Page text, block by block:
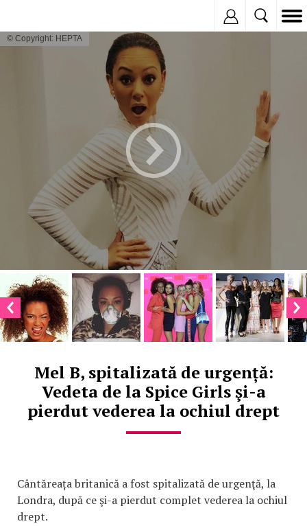
© Copyright: HEPTA
Mel B, spitalizată de urgență:
Vedeta de la Spice Girls şi-a
pierdut vederea la ochiul drept
Cântăreața britanică a fost spitalizată de urgenţă, la
Londra, după ce şi-a pierdut complet vederea la ochiul
drept.